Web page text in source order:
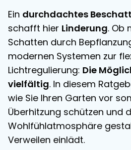
Ein durchdachtes
schafft hier Linderung. Ob
Schatten durch
modernen Systemen zur
Lichtregulierung: Die
vielfältig. In diesem
wie Sie Ihren Garten vor
Überhitzung schützen und
Wohlfühlatmosphäre
Verweilen einlädt.